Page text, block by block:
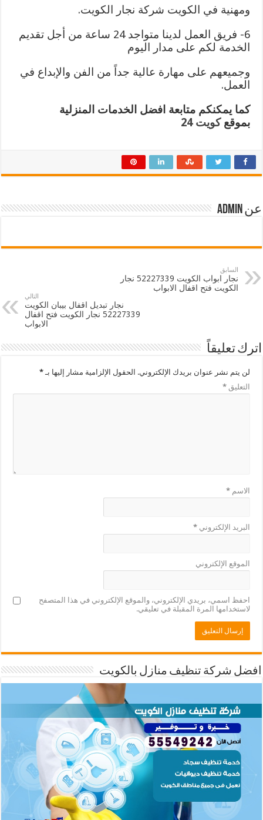
ومهنية في الكويت شركة نجار الكويت.
6- فريق العمل لدينا متواجد 24 ساعة من أجل تقديم
الخدمة لكم على مدار اليوم
وجميعهم على مهارة عالية جداً من الفن والإبداع في
العمل.
كما يمكنكم متابعة افضل الخدمات المنزلية
بموقعكويت 24
عن admin
السابق
نجار ابواب الكويت 52227339 نجار
الكويت فتح اقفال الابواب
التالي
نجار تبديل اقفال بيبان الكويت
52227339 نجار الكويت فتح اقفال
الابواب
اترك تعليقاً
لن يتم نشر عنوان بريدك الإلكتروني. الحقول الإلزامية مشار إليها بـ*
التعليق*
الاسم*
البريد الإلكتروني*
الموقع الإلكتروني
احفظ اسمي، بريدي الإلكتروني، والموقع الإلكتروني في هذا المتصفح
لاستخدامها المرة المقبلة في تعليقي.
افضل شركة تنظيف منازل بالكويت